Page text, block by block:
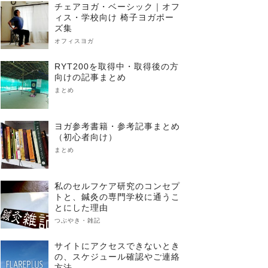
チェアヨガ・ベーシック｜オフ
ィス・学校向け 椅子ヨガポー
ズ集
オフィスヨガ
RYT200を取得中・取得後の方
向けの記事まとめ
まとめ
ヨガ参考書籍・参考記事まとめ
（初心者向け）
まとめ
私のセルフケア研究のコンセプ
トと、鍼灸の専門学校に通うこ
とにした理由
つぶやき・雑記
サイトにアクセスできないとき
の、スケジュール確認やご連絡